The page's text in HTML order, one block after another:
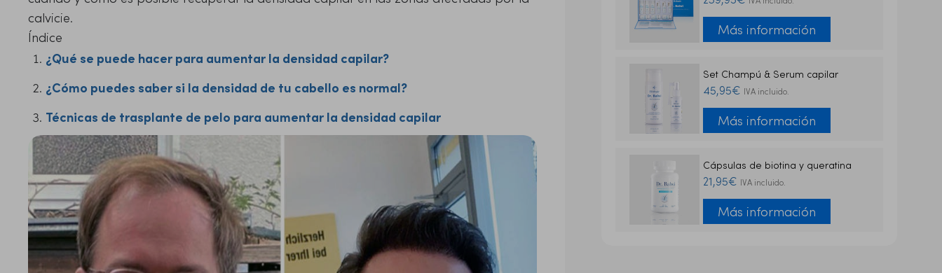
calvicie.
Índice
¿Qué se puede hacer para aumentar la densidad capilar?
¿Cómo puedes saber si la densidad de tu cabello es normal?
Técnicas de trasplante de pelo para aumentar la densidad capilar
Más información
Set Champú & Serum capilar
45,95€ IVA incluido.
Más información
Cápsulas de biotina y queratina
21,95€ IVA incluido.
Más información